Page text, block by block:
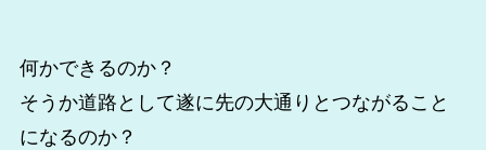
何かできるのか？
そうか道路として遂に先の大通りとつながること
になるのか？